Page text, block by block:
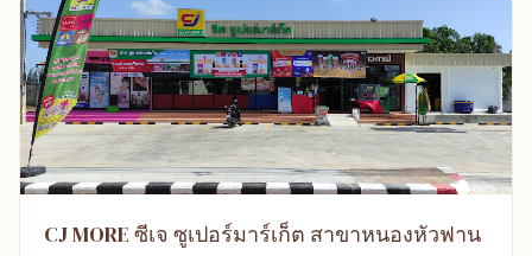
CJ MORE ซีเจ ซูเปอร์มาร์เก็ต สาขาหนองหัวฟาน